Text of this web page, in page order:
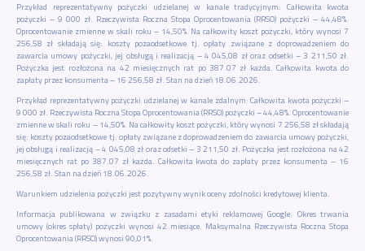
Przykład reprezentatywny pożyczki udzielanej w kanale tradycyjnym: Całkowita kwota
pożyczki – 9 000 zł. Rzeczywista Roczna Stopa Oprocentowania (RRSO) pożyczki – 44,48%.
Oprocentowanie zmienne w skali roku – 14,50%. Na całkowity koszt pożyczki, który wynosi 7
256,58 zł składają się: koszty pozaodsetkowe tj. opłaty związane z doprowadzeniem do
zawarcia umowy pożyczki, jej obsługą i realizacją – 4 045,08 zł oraz odsetki – 3 211,50 zł.
Pożyczka jest rozłożona na 42 miesięcznych rat po 387.07 zł każda. Całkowita kwota do
zapłaty przez konsumenta – 16 256,58 zł. Stan na dzień 18.06.2026.
Przykład reprezentatywny pożyczki udzielanej w kanale zdalnym: Całkowita kwota pożyczki –
9 000 zł. Rzeczywista Roczna Stopa Oprocentowania (RRSO) pożyczki – 44,48%. Oprocentowanie
zmienne w skali roku – 14,50%. Na całkowity koszt pożyczki, który wynosi 7 256,58 zł składają
się: koszty pozaodsetkowe tj. opłaty związane z doprowadzeniem do zawarcia umowy pożyczki,
jej obsługą i realizacją – 4 045,08 zł oraz odsetki – 3 211,50 zł. Pożyczka jest rozłożona na 42
miesięcznych rat po 387.07 zł każda. Całkowita kwota do zapłaty przez konsumenta – 16
256,58 zł. Stan na dzień 18.06.2026.
Warunkiem udzielenia pożyczki jest pozytywny wynik oceny zdolności kredytowej klienta.
Informacja publikowana w związku z zasadami etyki reklamowej Google: Okres trwania
umowy (okres spłaty) pożyczki wynosi 42 miesiące. Maksymalna Rzeczywista Roczna Stopa
Oprocentowania (RRSO) wynosi 90,01%.